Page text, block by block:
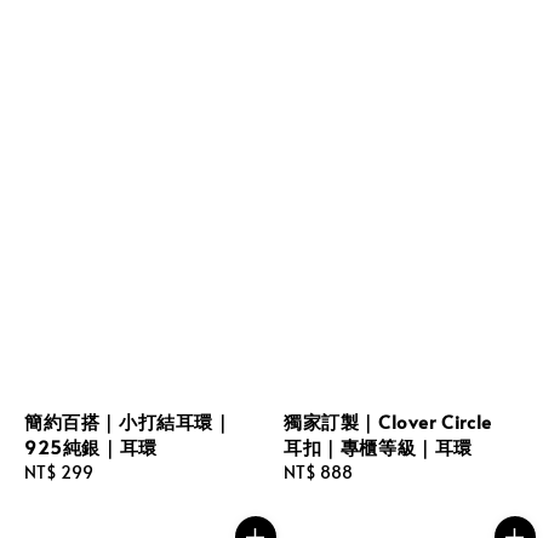
簡約百搭｜小打結耳環｜
925純銀｜耳環
Regular
NT$ 299
獨家訂製｜Clover Circle
耳扣｜專櫃等級｜耳環
Regular
NT$ 888